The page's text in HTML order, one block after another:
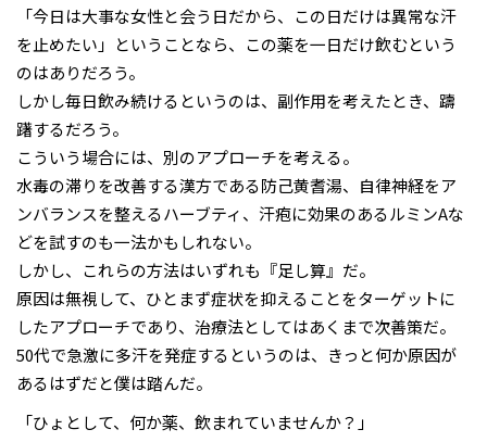
「今日は大事な女性と会う日だから、この日だけは異常な汗
を止めたい」ということなら、この薬を一日だけ飲むという
のはありだろう。
しかし毎日飲み続けるというのは、副作用を考えたとき、躊
躇するだろう。
こういう場合には、別のアプローチを考える。
水毒の滞りを改善する漢方である防己黄耆湯、自律神経をア
ンバランスを整えるハーブティ、汗疱に効果のあるルミンAな
どを試すのも一法かもしれない。
しかし、これらの方法はいずれも『足し算』だ。
原因は無視して、ひとまず症状を抑えることをターゲットに
したアプローチであり、治療法としてはあくまで次善策だ。
50代で急激に多汗を発症するというのは、きっと何か原因が
あるはずだと僕は踏んだ。
「ひょとして、何か薬、飲まれていませんか？」